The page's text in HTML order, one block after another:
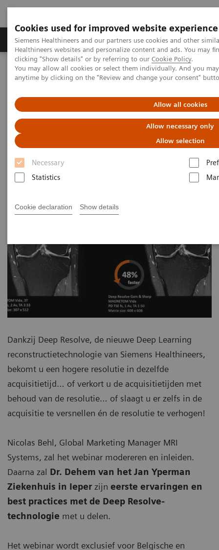
Cookies used for improved website experience
Siemens Healthineers and our partners use cookies and other
Healthineers websites and personalize content and ads. You may
clicking "Show details" or by referring to our Cookie Policy.
You may allow all cookies or select them individually. And you
anytime by clicking on the "Review and change your consent"
Allow all cookies
Allow necessary only
Allow selection
Necessary
Statistics
Cookie declaration Show details
Producten & Services Over ons
Home
Nieuws & Evenementen
Conferenties & Evenementen
Deep Resolve Webinar
Beter en sneller in MRI
Dankzij Deep Resolve, de nieuwe Deep Learning
reconstructietechnologie van Siemens Healthineers,
bekomt u een hogere resolutie in dezelfde
acquisitietijd… of verkort u de acquisitietijden met
behoud van de resolutie… of slaagt u er zelfs in de
acquisitie te versnellen én de resolutie te verhogen!
Nicolas Behl, Global Marketing Manager MRI
Systems, zal het webinar modereren en inleiden.
Daarna zal Dr. Dehem van het Jan Yperman
Ziekenhuis in Ieperzijn eerste ervaringen en
best practices met de Deep Resolve-
technologie met u delen.
Het webinar wordt exclusief voor Belgische en